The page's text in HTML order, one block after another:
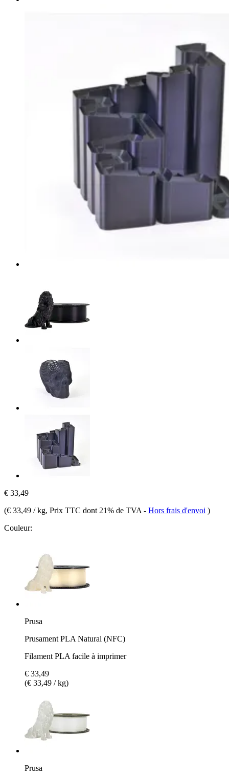
€ 33,49
(€ 33,49 / kg, Prix TTC dont 21% de TVA - Hors frais d'envoi )
Couleur:
Prusa
Prusament PLA Natural (NFC)
Filament PLA facile à imprimer
€ 33,49
(€ 33,49 / kg)
Prusa